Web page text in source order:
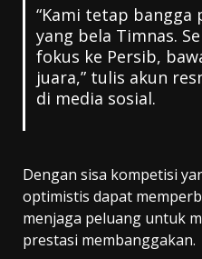
“Kami tetap bangga
yang bela Timnas.
fokus ke Persib,
juara,” tulis akun
di media sosial.
Dengan sisa kompetisi
optimistis dapat
menjaga peluang untuk
prestasi membanggakan.